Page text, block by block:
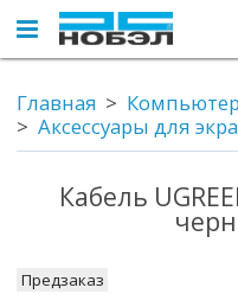
Главная
Аксессуары для
Кабель
Предзаказ